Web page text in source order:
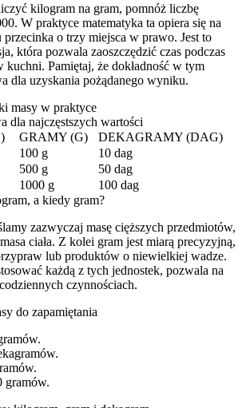
kilogram na gram, pomnóż liczbę
W praktyce matematyka ta opiera się na
przecinka o trzy miejsca w prawo. Jest to
która pozwala zaoszczędzić czas podczas
Pamiętaj, że dokładność w tym
dla uzyskania pożądanego wyniku.
masy w praktyce
dla najczęstszych wartości
GRAMY (G)
DEKAGRAMY (DAG)
100 g
10 dag
500 g
50 dag
1000 g
100 dag
a kiedy gram?
zazwyczaj masę cięższych przedmiotów,
ciała. Z kolei gram jest miarą precyzyjną,
lub produktów o niewielkiej wadze.
każdą z tych jednostek, pozwala na
czynnościach.
do zapamiętania
gramów.